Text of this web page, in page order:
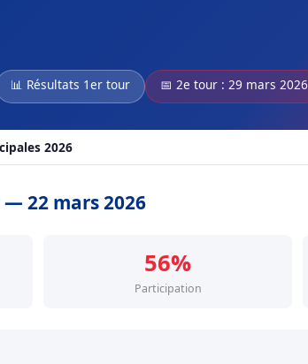
📊 Résultats 1er tour 📅 2e tour : 29 mars 2026
2026
22 mars 2026
56%
Participation